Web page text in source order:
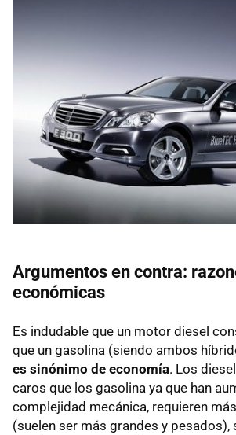
Argumentos en contra:
económicas
Es indudable que un motor diesel
que un gasolina (siendo ambos
es sinónimo de economía. Los
caros que los gasolina ya que han
complejidad mecánica, requieren
(suelen ser más grandes y pesados),